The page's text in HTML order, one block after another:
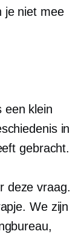
je niet mee
een klein
in
gebracht.
deze vraag.
We zijn